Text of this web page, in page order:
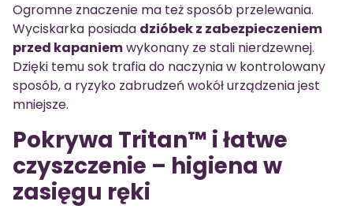
Ogromne znaczenie ma też sposób przelewania.
Wyciskarka posiada dzióbek z zabezpieczeniem
przed kapaniemwykonany ze stali nierdzewnej.
Dzięki temu sok trafia do naczynia w kontrolowany
sposób, a ryzyko zabrudzeń wokół urządzenia jest
mniejsze.
Pokrywa Tritan™ i łatwe
czyszczenie – higiena w
zasięgu ręki